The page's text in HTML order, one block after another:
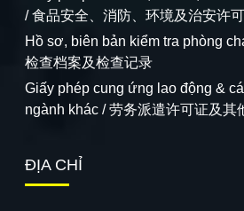
/ 食品安全、消防、环境及治安许
Hồ sơ, biên bản kiểm tra phòng
检查档案及检查记录
Giấy phép cung ứng lao động &
ngành khác / 劳务派遣许可证及其
ĐỊA CHỈ